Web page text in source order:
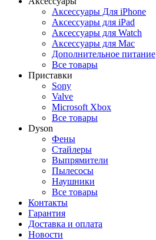
Аксессуары Для iPhone
Аксессуары для iPad
Аксессуары для Watch
Аксессуары для Mac
Дополнительное питание
Все товары
Приставки
Sony
Valve
Microsoft Xbox
Все товары
Dyson
Фены
Стайлеры
Выпрямители
Пылесосы
Наушники
Все товары
Контакты
Гарантия
Доставка и оплата
Новости